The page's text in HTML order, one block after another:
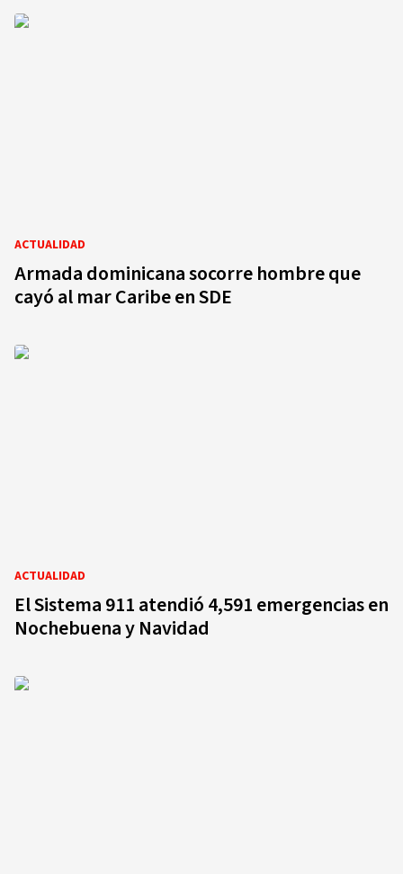
ACTUALIDAD
Armada dominicana socorre hombre que
cayó al mar Caribe en SDE
ACTUALIDAD
El Sistema 911 atendió 4,591 emergencias en
Nochebuena y Navidad